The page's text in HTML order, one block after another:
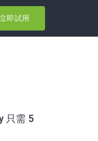
立即試用
只需 5